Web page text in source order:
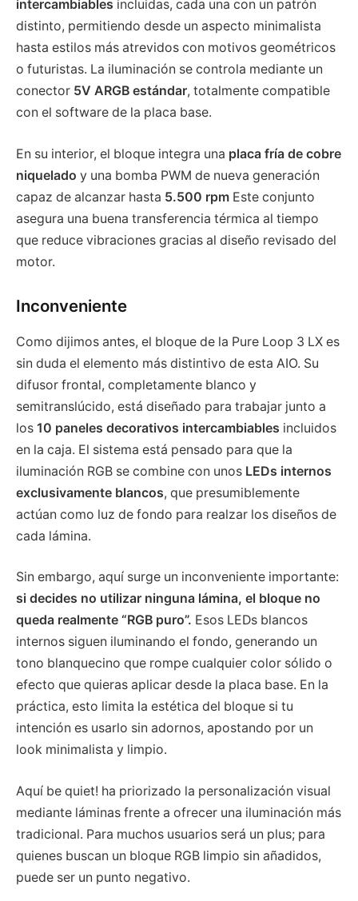
intercambiables incluidas, cada una con un patrón
distinto, permitiendo desde un aspecto minimalista
hasta estilos más atrevidos con motivos geométricos
o futuristas. La iluminación se controla mediante un
conector 5V ARGB estándar, totalmente compatible
con el software de la placa base.
En su interior, el bloque integra una placa fría de cobre
niquelado y una bomba PWM de nueva generación
capaz de alcanzar hasta 5.500 rpm Este conjunto
asegura una buena transferencia térmica al tiempo
que reduce vibraciones gracias al diseño revisado del
motor.
Inconveniente
Como dijimos antes, el bloque de la Pure Loop 3 LX es
sin duda el elemento más distintivo de esta AIO. Su
difusor frontal, completamente blanco y
semitranslúcido, está diseñado para trabajar junto a
los 10 paneles decorativos intercambiables incluidos
en la caja. El sistema está pensado para que la
iluminación RGB se combine con unos LEDs internos
exclusivamente blancos, que presumiblemente
actúan como luz de fondo para realzar los diseños de
cada lámina.
Sin embargo, aquí surge un inconveniente importante:
si decides no utilizar ninguna lámina, el bloque no
queda realmente “RGB puro”. Esos LEDs blancos
internos siguen iluminando el fondo, generando un
tono blanquecino que rompe cualquier color sólido o
efecto que quieras aplicar desde la placa base. En la
práctica, esto limita la estética del bloque si tu
intención es usarlo sin adornos, apostando por un
look minimalista y limpio.
Aquí be quiet! ha priorizado la personalización visual
mediante láminas frente a ofrecer una iluminación más
tradicional. Para muchos usuarios será un plus; para
quienes buscan un bloque RGB limpio sin añadidos,
puede ser un punto negativo.